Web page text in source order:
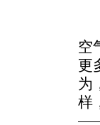
空
更
为
样